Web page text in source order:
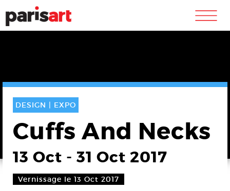
m
DESIGN | EXPO
Cuffs And Necks
13 Oct - 31 Oct 2017
Vernissage le 13 Oct 2017